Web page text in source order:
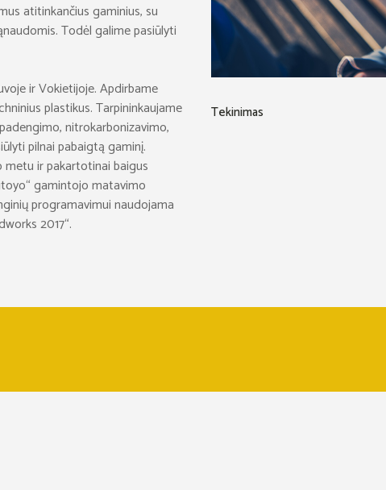
atitinkančius gaminius, su
Todėl galime pasiūlyti
ir Vokietijoje. Apdirbame
plastikus. Tarpininkaujame
nitrokarbonizavimo,
pilnai pabaigtą gaminį.
ir pakartotinai baigus
gamintojo matavimo
programavimui naudojama
2017“.
Tekinimas